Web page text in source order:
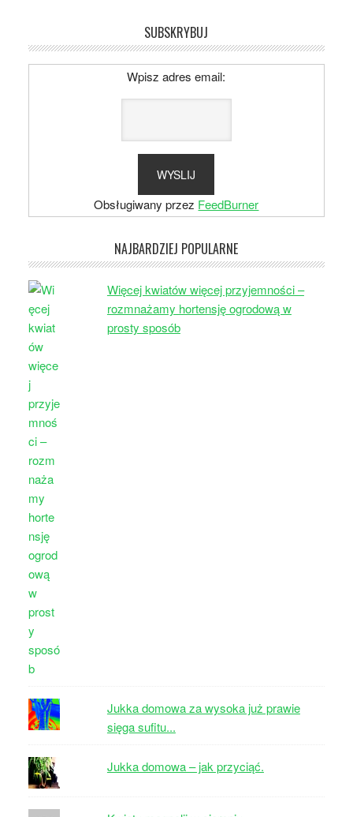
SUBSKRYBUJ
Wpisz adres email:
Obsługiwany przez FeedBurner
NAJBARDZIEJ POPULARNE
Więcej kwiatów więcej przyjemności –
rozmnażamy hortensję ogrodową w
prosty sposób
Jukka domowa za wysoka już prawie
sięga sufitu...
Jukka domowa – jak przyciąć.